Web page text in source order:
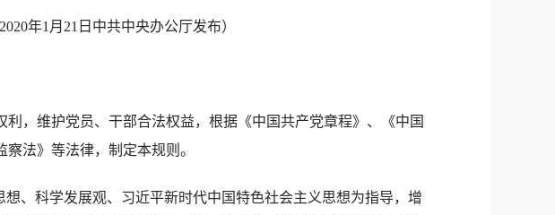
年1月21日中共中央办公厅发布）
维护党员、干部合法权益，根据《中国共产党章程》、《中国
法》等法律，制定本规则。
科学发展观、习近平新时代中国特色社会主义思想为指导，增